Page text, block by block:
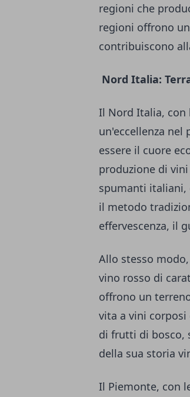
regioni che
regioni offrono
contribuiscono
Nord Italia:
Il Nord Italia, con
un'eccellenza nel
essere il cuore
produzione di
spumanti italiani,
il metodo
effervescenza, il
Allo stesso
vino rosso di
offrono un
vita a vini corposi
di frutti di bosco,
della sua storia
Il Piemonte, con